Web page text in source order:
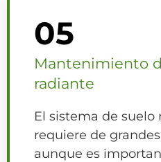
05
Mantenimiento
radiante
El sistema de suelo
requiere de
aunque es